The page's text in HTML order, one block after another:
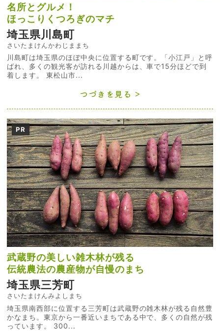
名所とグルメ！
ほっこりくつろぎのマチ
埼玉県川島町
さいたまけんかわじままち
川島町は埼玉県のほぼ中央に位置する町です。「小江戸」と呼
ばれ、多くの観光客が訪れる川越からは、車で15分ほどで到
着します。 東松山市...
つづきを見る
PR
武蔵野の美しい雑木林が残る
伝統農法の農産物が自慢のまち
埼玉県三芳町
さいたまけんみよしまち
埼玉県南西部に位置する三芳町は武蔵野の雑木林が残る自然豊
かなまち。東京から一番近いまちである中で、多くの自然が残
っています。 300...